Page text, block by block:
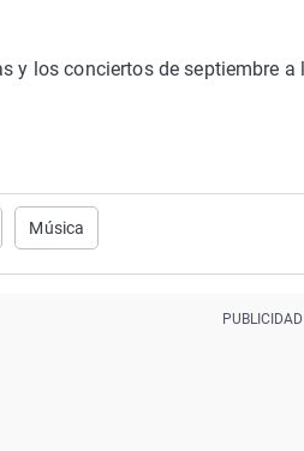
y los conciertos de septiembre a
Música